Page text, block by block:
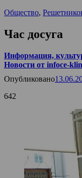
Общество,
Час досуга
Информация,
Новости от infoce-
Опубликовано
642